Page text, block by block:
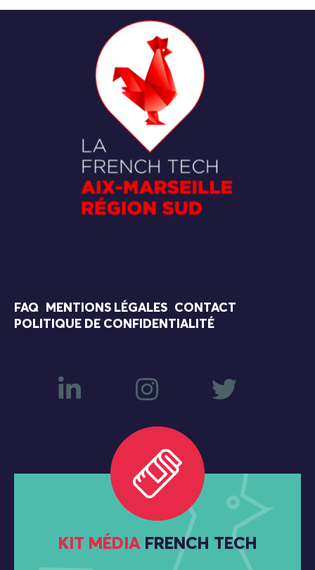
FAQ MENTIONS LÉGALES
CONTACT
POLITIQUE DE CONFIDENTIALITÉ
KIT MÉDIA FRENCH TECH